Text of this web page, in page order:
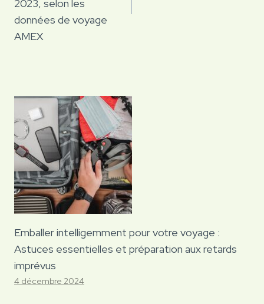
2023, selon les
données de voyage
AMEX
Emballer intelligemment pour votre voyage :
Astuces essentielles et préparation aux retards
imprévus
4 décembre 2024